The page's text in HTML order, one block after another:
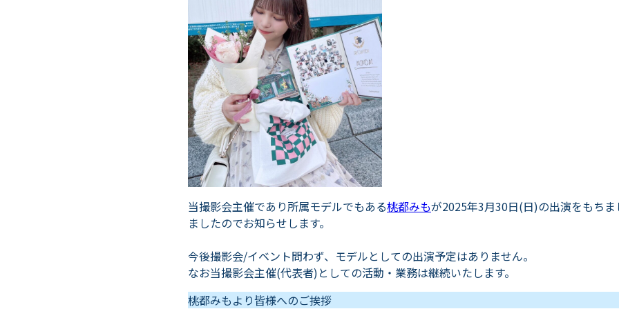
当撮影会主催であり所属モデルでもある桃都みもが2025年3月30日(日)の出演をもち
ましたのでお知らせします。
今後撮影会/イベント問わず、モデルとしての出演予定はありません。
なお当撮影会主催(代表者)としての活動・業務は継続いたします。
桃都みもより皆様へのご挨拶